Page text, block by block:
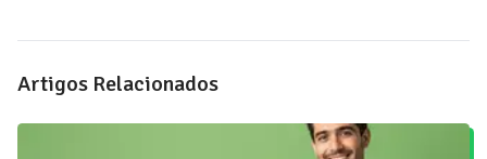
Artigos Relacionados